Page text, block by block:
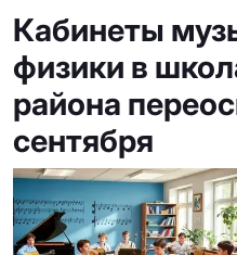
Кабинеты
физики в
района
сентября